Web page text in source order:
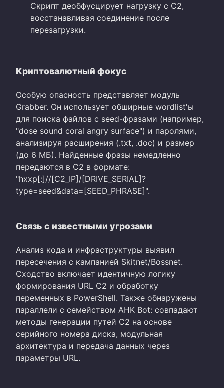
Скрипт деобфусцирует нагрузку с C2,
восстанавливая соединение после
перезагрузки.
Криптовалютный фокус
Особую опасность представляет модуль
Grabber. Он использует обширные wordlist'ы
для поиска файлов с seed-фразами (например,
"dose sound coral angry surface") и паролями,
анализируя расширения (.txt, .doc) и размер
(до 6 МБ). Найденные фразы немедленно
передаются в C2 в формате:
"hxxp[:]//[C2_IP]/[DRIVE_SERIAL]?
type=seed&data=[SEED_PHRASE]".
Связь с известными угрозами
Анализ кода и инфраструктуры выявил
пересечения с кампанией Skitnet/Bossnet.
Сходство включает идентичную логику
формирования URL C2 и обработку
переменных в PowerShell. Также обнаружены
параллели с семейством AHK Bot: совпадают
методы генерации путей C2 на основе
серийного номера диска, модульная
архитектура и передача данных через
параметры URL.